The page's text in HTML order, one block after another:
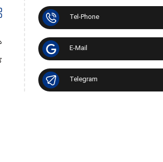
Tel-Phone
E-Mail
Telegram